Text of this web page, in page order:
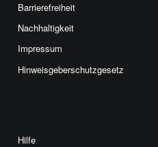
Barrierefreiheit
Nachhaltigkeit
Impressum
Hinweis­geber­schutz­gesetz
Hilfe